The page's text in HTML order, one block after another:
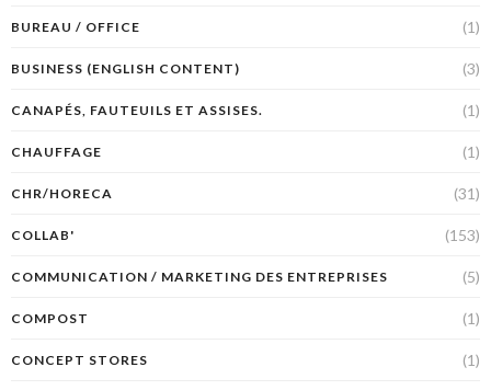
BUREAU / OFFICE (1)
BUSINESS (ENGLISH CONTENT) (3)
CANAPÉS, FAUTEUILS ET ASSISES. (1)
CHAUFFAGE (1)
CHR/HORECA (31)
COLLAB' (153)
COMMUNICATION / MARKETING DES ENTREPRISES (5)
COMPOST (1)
CONCEPT STORES (1)